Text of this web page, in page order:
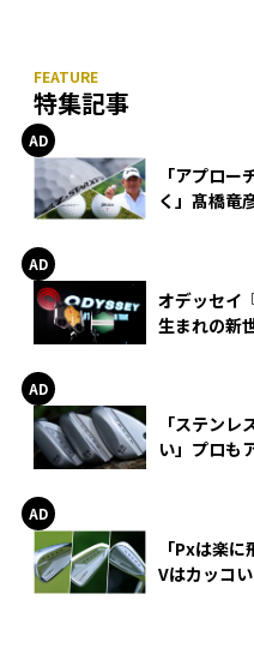
特集記事
「アプロ
く」髙橋竜
オデッセイ
生まれの新
「ステン
い」プロも
「Pxは楽
Vはカッコ